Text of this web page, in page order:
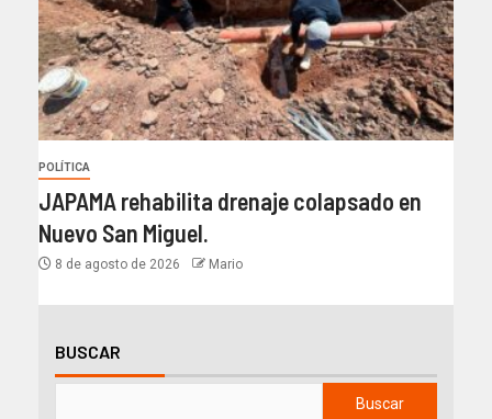
POLÍTICA
JAPAMA rehabilita drenaje colapsado en
Nuevo San Miguel.
8 de agosto de 2026 Mario
BUSCAR
Buscar